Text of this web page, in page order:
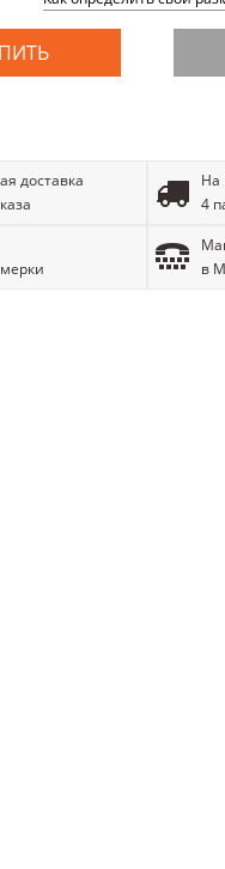
доставка
На
4
в